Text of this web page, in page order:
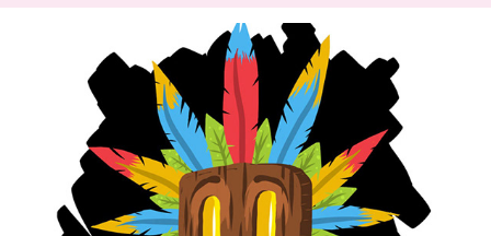
WELCOME TO THE
JUNGLE